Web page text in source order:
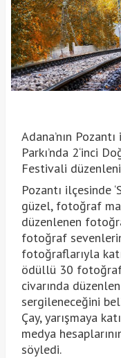
Adana’nın
Parkı’nda 2‘inci
Festivali
Pozantı ilçesinde
güzel, fotoğraf
düzenlenen
fotoğraf
fotoğraflarıyla
ödüllü 30
civarında
sergileneceğini
Çay, yarışmaya
medya
söyledi.